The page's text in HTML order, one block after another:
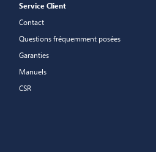
Service Client
Contact
Questions fréquemment posées
Garanties
Manuels
CSR